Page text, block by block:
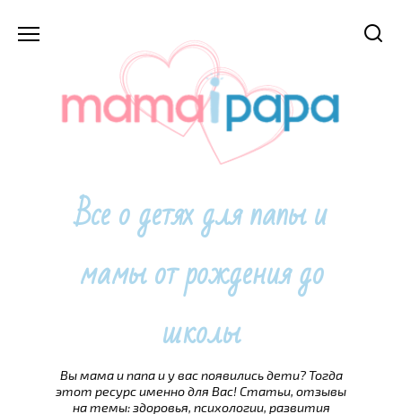
Все о детях для папы и
мамы от рождения до
школы
Вы мама и папа и у вас появились дети? Тогда
этот ресурс именно для Вас! Статьи, отзывы
на темы: здоровья, психологии, развития